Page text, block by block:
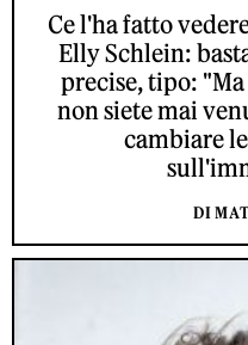
Ce l'ha fatto
Elly Schlein:
precise, tipo:
non siete mai
cambiare
DI